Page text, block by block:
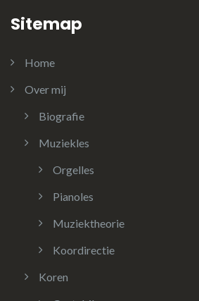
Sitemap
Home
Over mij
Biografie
Muziekles
Orgelles
Pianoles
Muziektheorie
Koordirectie
Koren